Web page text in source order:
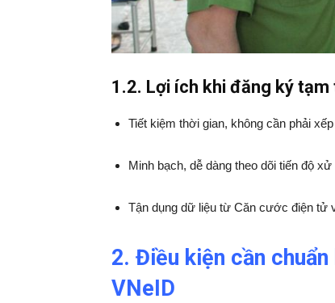
1.2. Lợi ích khi đăng ký tạm
Tiết kiệm thời gian, không cần phải
Minh bạch, dễ dàng theo dõi tiến độ
Tận dụng dữ liệu từ Căn cước điện tử
2. Điều kiện cần
VNeID